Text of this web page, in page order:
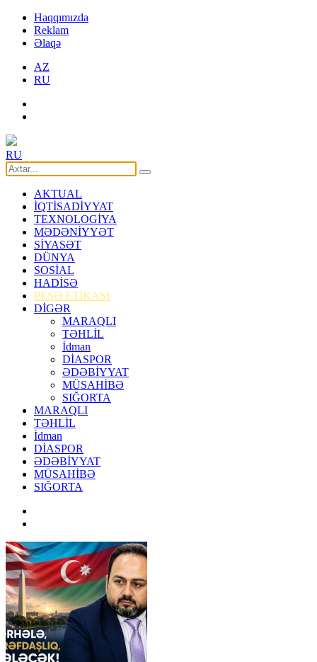
Haqqımızda
Reklam
Əlaqə
AZ
RU
RU
AKTUAL
İQTİSADİYYAT
TEXNOLOGİYA
MƏDƏNİYYƏT
SİYASƏT
DÜNYA
SOSİAL
HADİSƏ
PEŞƏ ETİKASI
DİGƏR
MARAQLI
TƏHLİL
İdman
DİASPOR
ƏDƏBİYYAT
MÜSAHİBƏ
SIĞORTA
MARAQLI
TƏHLİL
İdman
DİASPOR
ƏDƏBİYYAT
MÜSAHİBƏ
SIĞORTA